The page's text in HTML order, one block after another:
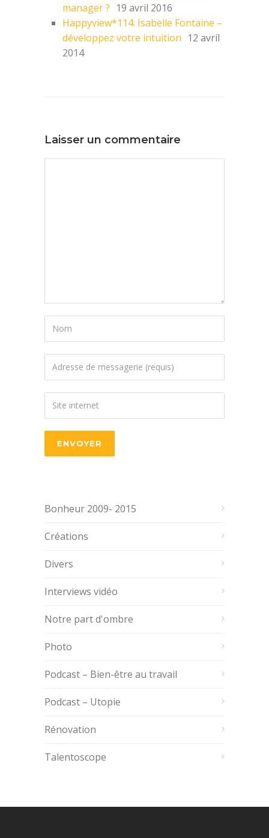
manager ? 19 avril 2016
Happyview*114: Isabelle Fontaine –
développez votre intuition 12 avril
2014
Laisser un commentaire
Bonheur 2009- 2015
Créations
Divers
Interviews vidéo
Notre part d'ombre
Photo
Podcast – Bien-être au travail
Podcast – Utopie
Rénovation
Talentoscope